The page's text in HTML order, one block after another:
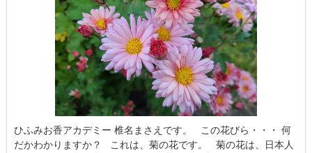
ひふみお香アカデミー 椎名まさえです。 この花びら・・・ 何
だかわかりますか？ これは、菊の花です。 菊の花は、日本人